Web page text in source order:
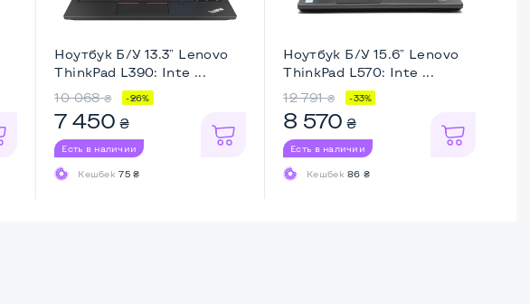
Ноутбук Б/У 13.3" Lenovo
ThinkPad L390: Inte ...
10 068 ₴ -26%
7 450 ₴
Есть в наличии
Кешбек75 ₴
Ноутбук Б/У 15.6" Lenovo
ThinkPad L570: Inte ...
12 791 ₴ -33%
8 570 ₴
Есть в наличии
Кешбек86 ₴